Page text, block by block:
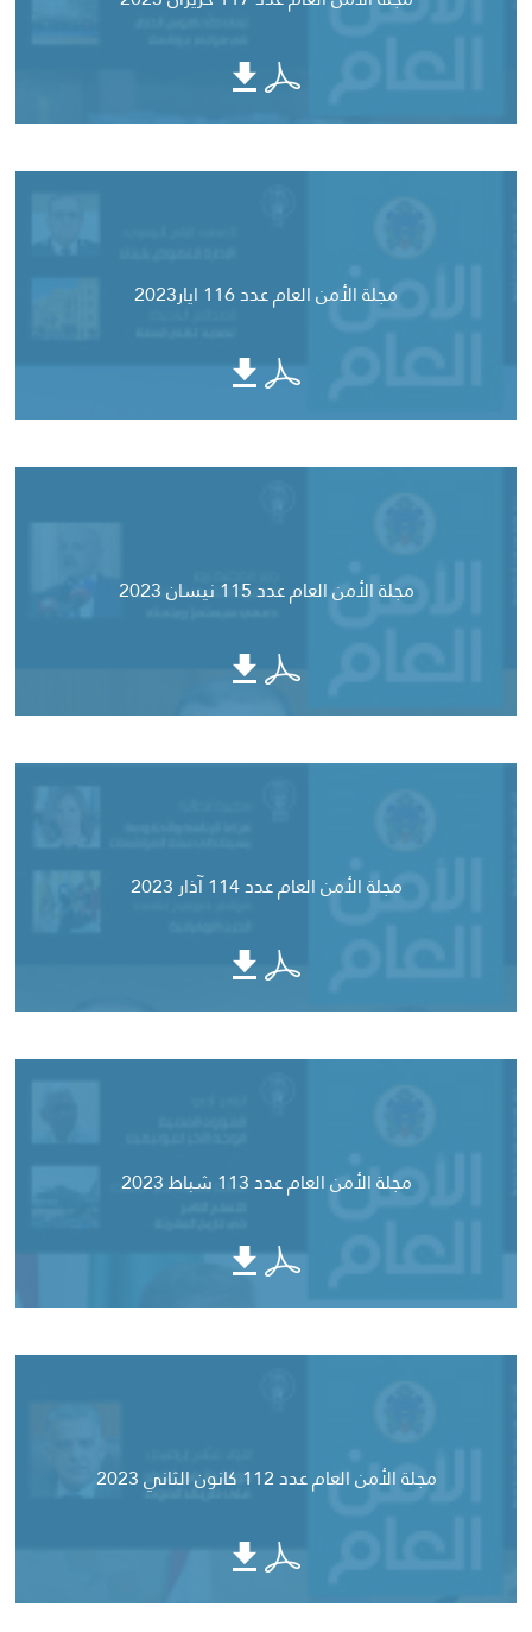
مجلة الأمن العام عدد 116 ايار2023
مجلة الأمن العام عدد 115 نيسان 2023
مجلة الأمن العام عدد 114 آذار 2023
مجلة الأمن العام عدد 113 شباط 2023
مجلة الأمن العام عدد 112 كانون الثاني 2023